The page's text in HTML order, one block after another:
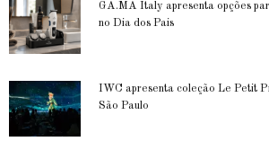
GA.MA Italy apresenta opções
no Dia dos Pais
IWC apresenta coleção Le Petit
São Paulo